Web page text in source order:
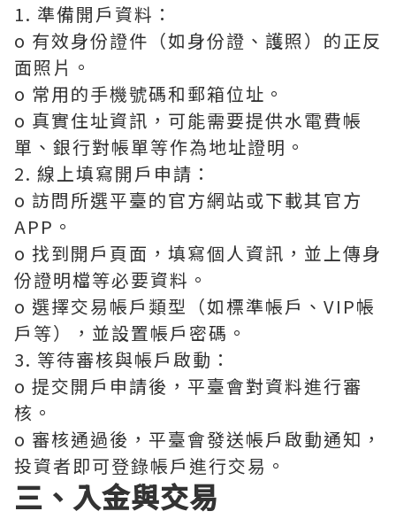
1. 準備開戶資料：
o 有效身份證件（如身份證、護照）的正反
面照片。
o 常用的手機號碼和郵箱位址。
o 真實住址資訊，可能需要提供水電費帳
單、銀行對帳單等作為地址證明。
2. 線上填寫開戶申請：
o 訪問所選平臺的官方網站或下載其官方
APP。
o 找到開戶頁面，填寫個人資訊，並上傳身
份證明檔等必要資料。
o 選擇交易帳戶類型（如標準帳戶、VIP帳
戶等），並設置帳戶密碼。
3. 等待審核與帳戶啟動：
o 提交開戶申請後，平臺會對資料進行審
核。
o 審核通過後，平臺會發送帳戶啟動通知，
投資者即可登錄帳戶進行交易。
三、入金與交易